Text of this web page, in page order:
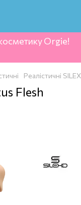
Orgie!
Реалістичні
Flesh